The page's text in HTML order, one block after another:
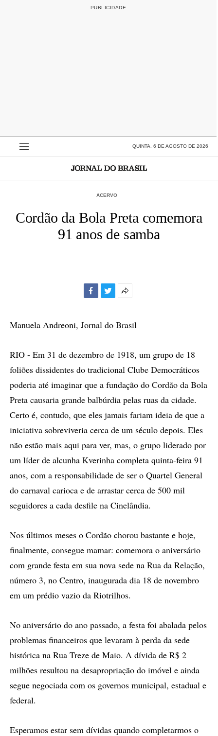
QUINTA, 6 DE AGOSTO DE 2026
ACERVO
Cordão da Bola Preta comemora
91 anos de samba
compartilhamento
Manuela Andreoni, Jornal do Brasil
RIO - Em 31 de dezembro de 1918, um grupo de 18
foliões dissidentes do tradicional Clube Democráticos
poderia até imaginar que a fundação do Cordão da Bola
Preta causaria grande balbúrdia pelas ruas da cidade.
Certo é, contudo, que eles jamais fariam ideia de que a
iniciativa sobreviveria cerca de um século depois. Eles
não estão mais aqui para ver, mas, o grupo liderado por
um líder de alcunha Kverinha completa quinta-feira 91
anos, com a responsabilidade de ser o Quartel General
do carnaval carioca e de arrastar cerca de 500 mil
seguidores a cada desfile na Cinelândia.
Nos últimos meses o Cordão chorou bastante e hoje,
finalmente, consegue mamar: comemora o aniversário
com grande festa em sua nova sede na Rua da Relação,
número 3, no Centro, inaugurada dia 18 de novembro
em um prédio vazio da Riotrilhos.
No aniversário do ano passado, a festa foi abalada pelos
problemas financeiros que levaram à perda da sede
histórica na Rua Treze de Maio. A dívida de R$ 2
milhões resultou na desapropriação do imóvel e ainda
segue negociada com os governos municipal, estadual e
federal.
Esperamos estar sem dívidas quando completarmos o